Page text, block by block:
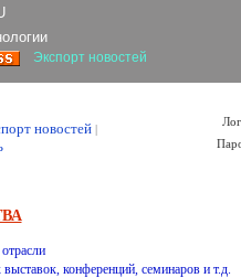
Экспорт новостей
новостей |
конференций, семинаров и т.д.